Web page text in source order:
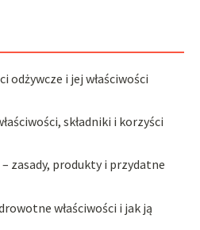
odżywcze i jej właściwości
składniki i korzyści
zasady, produkty i przydatne
właściwości i jak ją